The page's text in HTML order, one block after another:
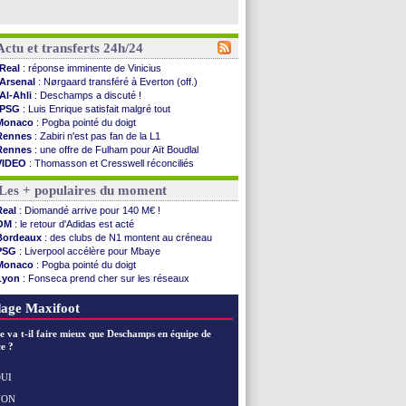
et transferts 24h/24
Real : réponse imminente de Vinicius
Arsenal : Nørgaard transféré à Everton (off.)
Al-Ahli : Deschamps a discuté !
PSG : Luis Enrique satisfait malgré tout
: Pogba pointé du doigt
: Zabiri n'est pas fan de la L1
: une offre de Fulham pour Aït Boudlal
: Thomasson et Cresswell réconciliés
: Nzonzi avait des pistes en L1
: Mangala sur le départ
: Arsenal s'incline face au Real Betis
: lourde défaite pour le PSG
City: Maresca flou pour Reijnders
: Fenerbahçe prend une belle option
Diriyah: Mbemba arrive libre (officiel)
: le plan d'Alvarez à son retour
: premier succès pour Brest
2030: une promesse d'Infantino au Maroc ...
: Jaissle est le nouveau coach (off.)
+ populaires du moment
: Diomandé arrive pour 140 M€ !
: le retour d'Adidas est acté
: des clubs de N1 montent au créneau
: Liverpool accélère pour Mbaye
: Pogba pointé du doigt
: Fonseca prend cher sur les réseaux
: Infantino complimente Mbappé
Maxifoot
va t-il faire mieux que Deschamps en équipe de
?